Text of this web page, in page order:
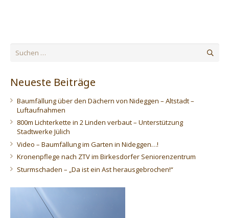
Suchen
Neueste Beiträge
Baumfällung über den Dächern von Nideggen – Altstadt –
Luftaufnahmen
800m Lichterkette in 2 Linden verbaut – Unterstützung
Stadtwerke Jülich
Video – Baumfällung im Garten in Nideggen…!
Kronenpflege nach ZTV im Birkesdorfer Seniorenzentrum
Sturmschaden – „Da ist ein Ast herausgebrochen!“